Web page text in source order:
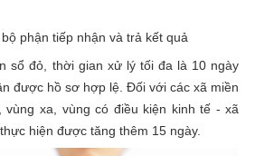
phận tiếp nhận và trả kết quả
sổ đỏ, thời gian xử lý tối đa là 10 ngày
được hồ sơ hợp lệ. Đối với các xã miền
vùng xa, vùng có điều kiện kinh tế - xã
hiện được tăng thêm 15 ngày.